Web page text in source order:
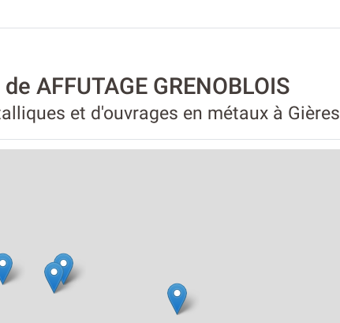
AFFUTAGE GRENOBLOIS
et d'ouvrages en métaux à Gières